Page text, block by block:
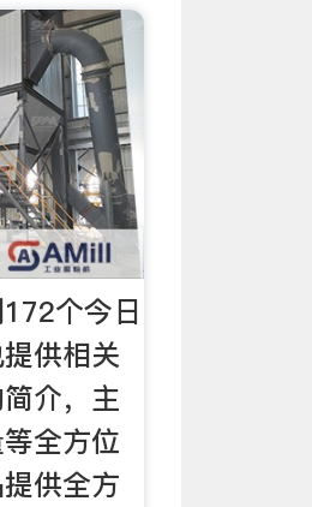
个今日
供相关
介，主
全方位
供全方